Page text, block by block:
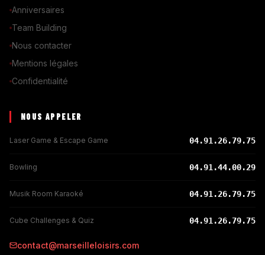
Anniversaires
Team Building
Nous contacter
Mentions légales
Confidentialité
NOUS APPELER
Laser Game & Escape Game 04.91.26.79.75
Bowling 04.91.44.00.29
Musik Room Karaoké 04.91.26.79.75
Cube Challenges & Quiz 04.91.26.79.75
contact@marseilleloisirs.com